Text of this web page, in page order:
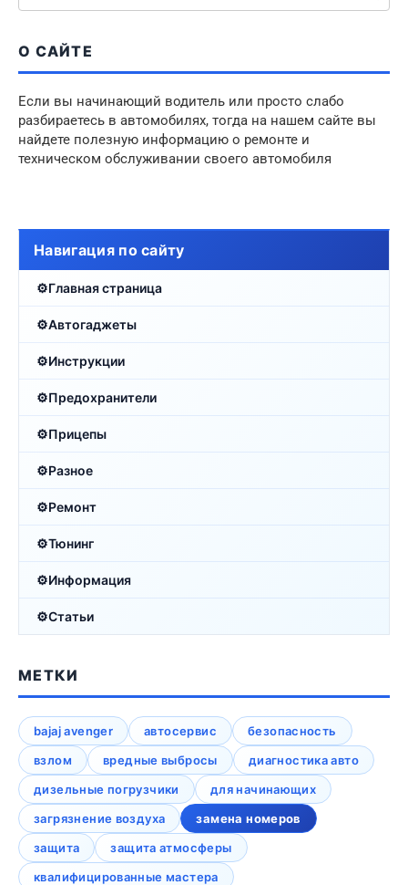
О САЙТЕ
Если вы начинающий водитель или просто слабо
разбираетесь в автомобилях, тогда на нашем сайте вы
найдете полезную информацию о ремонте и
техническом обслуживании своего автомобиля
Навигация по сайту
Главная страница
Автогаджеты
Инструкции
Предохранители
Прицепы
Разное
Ремонт
Тюнинг
Информация
Статьи
МЕТКИ
bajaj avenger автосервис
безопасность
взлом
вредные выбросы
диагностика авто
дизельные погрузчики
для начинающих
загрязнение воздуха
замена номеров
защита
защита атмосферы
квалифицированные мастера